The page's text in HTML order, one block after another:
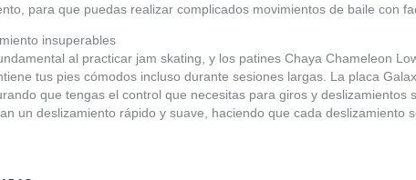
para que puedas realizar complicados movimientos de baile con
insuperables
al practicar jam skating, y los patines Chaya Chameleon
tus pies cómodos incluso durante sesiones largas. La placa
que tengas el control que necesitas para giros y deslizamientos
un deslizamiento rápido y suave, haciendo que cada deslizamiento